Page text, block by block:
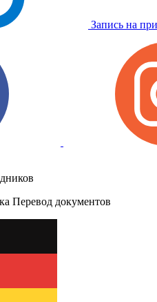
Запись на
Перевод документов